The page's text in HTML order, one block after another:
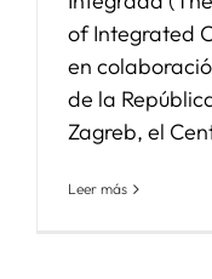
of Integrated
en
de la
Zagreb, el
Leer más